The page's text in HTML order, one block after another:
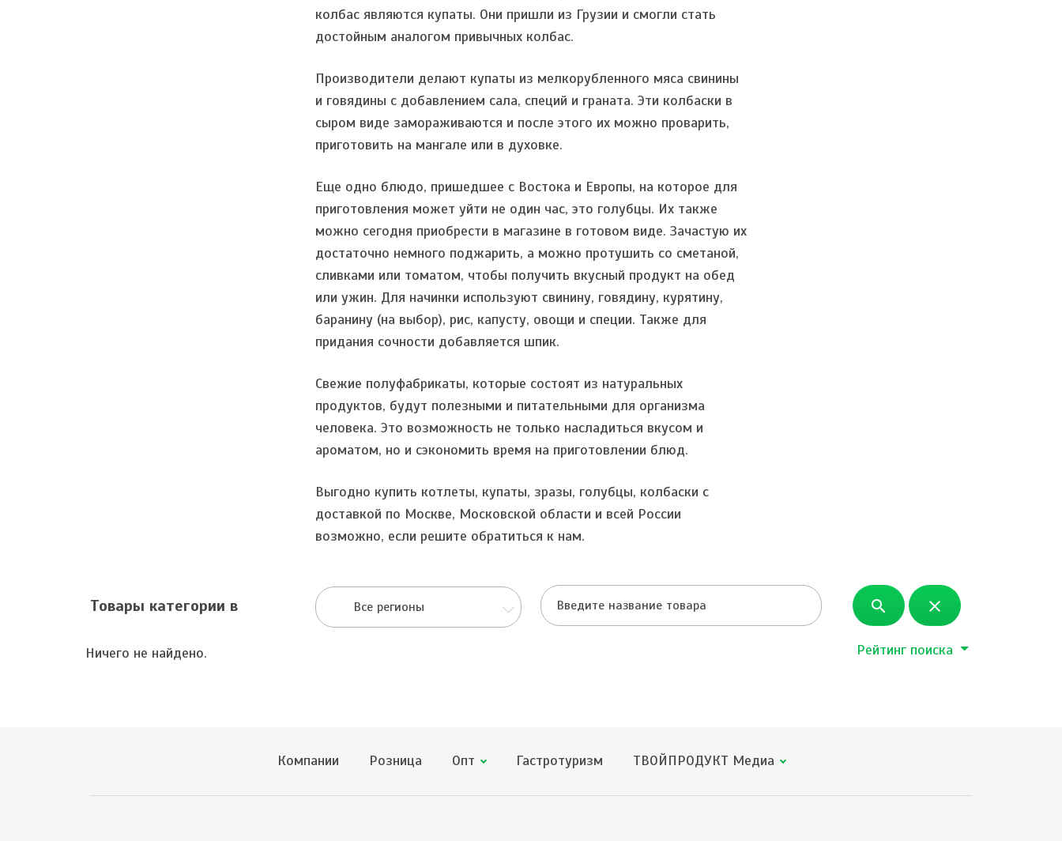
колбас являются купаты. Они пришли из Грузии и смогли стать
достойным аналогом привычных колбас.
Производители делают купаты из мелкорубленного мяса свинины
и говядины с добавлением сала, специй и граната. Эти колбаски в
сыром виде замораживаются и после этого их можно проварить,
приготовить на мангале или в духовке.
Еще одно блюдо, пришедшее с Востока и Европы, на которое для
приготовления может уйти не один час, это голубцы. Их также
можно сегодня приобрести в магазине в готовом виде. Зачастую их
достаточно немного поджарить, а можно протушить со сметаной,
сливками или томатом, чтобы получить вкусный продукт на обед
или ужин. Для начинки используют свинину, говядину, курятину,
баранину (на выбор), рис, капусту, овощи и специи. Также для
придания сочности добавляется шпик.
Свежие полуфабрикаты, которые состоят из натуральных
продуктов, будут полезными и питательными для организма
человека. Это возможность не только насладиться вкусом и
ароматом, но и сэкономить время на приготовлении блюд.
Выгодно купить котлеты, купаты, зразы, голубцы, колбаски с
доставкой по Москве, Московской области и всей России
возможно, если решите обратиться к нам.
Товары категории в Все регионы search close
Рейтинг поиска
Ничего не найдено.
Компании Розница Опт Гастротуризм ТВОЙПРОДУКТ Медиа